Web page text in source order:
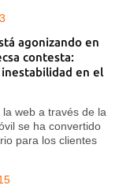
agonizando en
contesta:
en el
la web a través de la
se ha convertido
para los clientes